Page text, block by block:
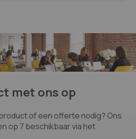
met ons op
of een offerte nodig? Ons
op 7 beschikbaar via het